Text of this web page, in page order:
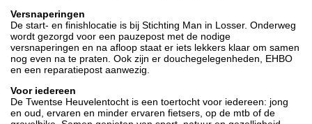
Versnaperingen
De start- en finishlocatie is bij Stichting Man in Losser. Onderweg
wordt gezorgd voor een pauzepost met de nodige
versnaperingen en na afloop staat er iets lekkers klaar om samen
nog even na te praten. Ook zijn er douchegelegenheden, EHBO
en een reparatiepost aanwezig.
Voor iedereen
De Twentse Heuvelentocht is een toertocht voor iedereen: jong
en oud, ervaren en minder ervaren fietsers, op de mtb of de